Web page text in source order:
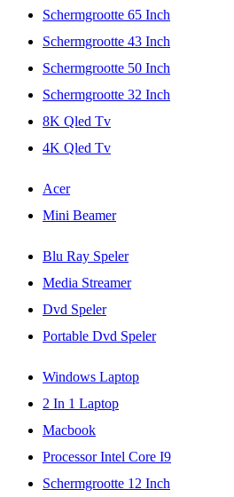
Schermgrootte 65 Inch
Schermgrootte 43 Inch
Schermgrootte 50 Inch
Schermgrootte 32 Inch
8K Qled Tv
4K Qled Tv
Acer
Mini Beamer
Blu Ray Speler
Media Streamer
Dvd Speler
Portable Dvd Speler
Windows Laptop
2 In 1 Laptop
Macbook
Processor Intel Core I9
Schermgrootte 12 Inch